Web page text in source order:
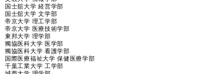
国士舘大学 経営学部
国士舘大学 文学部
帝京大学 理工学部
帝京大学 医療技術学部
東邦大学 理学部
獨協医科大学 医学部
獨協医科大学 看護学部
国際医療福祉大学 保健医療学部
千葉工業大学 工学部